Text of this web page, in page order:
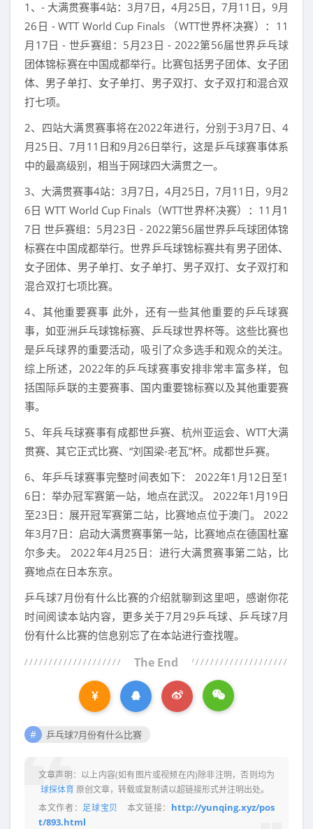
1、- 大满贯赛事4站：3月7日，4月25日，7月11日，9月
26日 - WTT World Cup Finals （WTT世界杯决赛）：11
月17日 - 世乒赛组：5月23日 - 2022第56届世界乒乓球
团体锦标赛在中国成都举行。比赛包括男子团体、女子团
体、男子单打、女子单打、男子双打、女子双打和混合双
打七项。
2、四站大满贯赛事将在2022年进行，分别于3月7日、4
月25日、7月11日和9月26日举行，这是乒乓球赛事体系
中的最高级别，相当于网球四大满贯之一。
3、大满贯赛事4站：3月7日，4月25日，7月11日，9月2
6日 WTT World Cup Finals（WTT世界杯决赛）：11月1
7日 世乒赛组：5月23日 - 2022第56届世界乒乓球团体锦
标赛在中国成都举行。世界乒乓球锦标赛共有男子团体、
女子团体、男子单打、女子单打、男子双打、女子双打和
混合双打七项比赛。
4、其他重要赛事 此外，还有一些其他重要的乒乓球赛
事，如亚洲乒乓球锦标赛、乒乓球世界杯等。这些比赛也
是乒乓球界的重要活动，吸引了众多选手和观众的关注。
综上所述，2022年的乒乓球赛事安排非常丰富多样，包
括国际乒联的主要赛事、国内重要锦标赛以及其他重要赛
事。
5、年兵乓球赛事有成都世乒赛、杭州亚运会、WTT大满
贯赛、其它正式比赛、“刘国梁-老瓦”杯。成都世乒赛。
6、年乒乓球赛事完整时间表如下： 2022年1月12日至1
6日：举办冠军赛第一站，地点在武汉。 2022年1月19日
至23日：展开冠军赛第二站，比赛地点位于澳门。 2022
年3月7日：启动大满贯赛事第一站，比赛地点在德国杜塞
尔多夫。 2022年4月25日：进行大满贯赛事第二站，比
赛地点在日本东京。
乒乓球7月份有什么比赛的介绍就聊到这里吧，感谢你花
时间阅读本站内容，更多关于7月29乒乓球、乒乓球7月
份有什么比赛的信息别忘了在本站进行查找喔。
The End
乒乓球7月份有什么比赛
文章声明：以上内容(如有图片或视频在内)除非注明，否则均为
球探体育原创文章，转载或复制请以超链接形式并注明出处。
本文作者： 足球宝贝 本文链接： http://yunqing.xyz/pos
t/893.html